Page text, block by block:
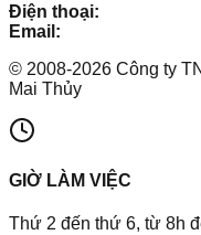
Điện thoại:
Email:
© 2008-2026 Công ty
Mai Thủy
GIỜ LÀM VIỆC
Thứ 2 đến thứ 6, từ 8h